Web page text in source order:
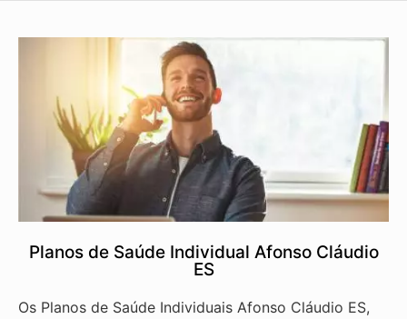
Planos de Saúde Individual Afonso Cláudio
ES
Os Planos de Saúde Individuais Afonso Cláudio ES,